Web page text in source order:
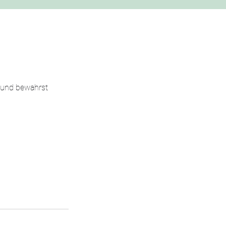
bewahrst